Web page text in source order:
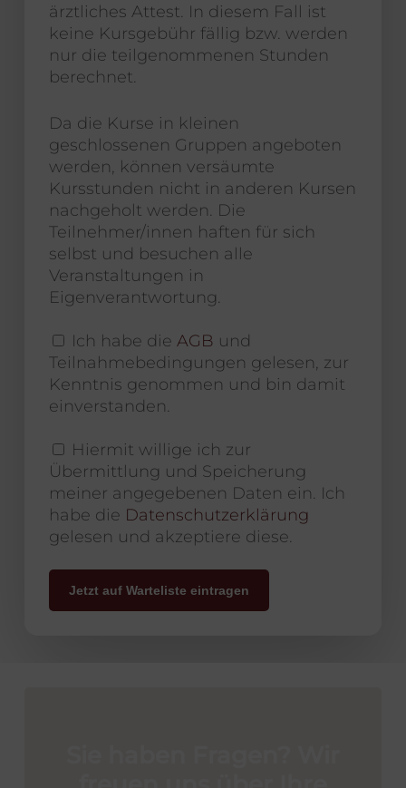
ärztliches Attest. In diesem Fall ist
keine Kursgebühr fällig bzw. werden
nur die teilgenommenen Stunden
berechnet.
Da die Kurse in kleinen
geschlossenen Gruppen angeboten
werden, können versäumte
Kursstunden nicht in anderen Kursen
nachgeholt werden. Die
Teilnehmer/innen haften für sich
selbst und besuchen alle
Veranstaltungen in
Eigenverantwortung.
Ich habe die AGB und
Teilnahmebedingungen gelesen, zur
Kenntnis genommen und bin damit
einverstanden.
Hiermit willige ich zur
Übermittlung und Speicherung
meiner angegebenen Daten ein. Ich
habe die Datenschutzerklärung
gelesen und akzeptiere diese.
Jetzt auf Warteliste eintragen